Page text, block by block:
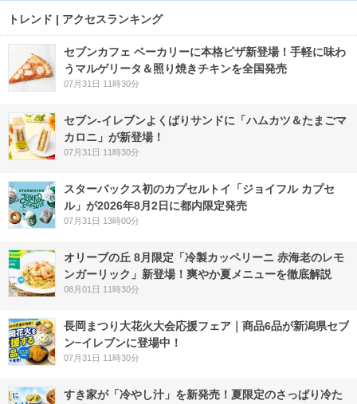
トレンド | アクセスランキング
セブンカフェ ベーカリーに本格ピザ新登場！手軽に味わ
うマルゲリータ＆照り焼きチキンを全国発売
07月31日 11時30分
セブン‐イレブンよくばりサンドに「ハムカツ＆たまごマ
カロニ」が新登場！
07月31日 11時30分
スターバックス初のカプセルトイ「ジョイフル カプセ
ル」が2026年8月2日に都内限定発売
07月31日 13時00分
オリーブの丘 8月限定「冷製カッペリーニ 赤海老のレモ
ンガーリック」新登場！爽やか夏メニューを徹底解説
08月01日 11時30分
長岡まつり大花火大会応援フェア｜商品6品が新潟県セブ
ン−イレブンに登場中！
07月31日 11時30分
すき家が「冷やし汁」を新発売！夏限定のさっぱり冷た